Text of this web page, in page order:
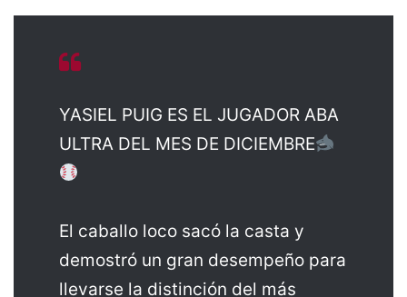
YASIEL PUIG ES EL JUGADOR ABA
ULTRA DEL MES DE DICIEMBRE
El caballo loco sacó la casta y
demostró un gran desempeño para
llevarse la distinción del más